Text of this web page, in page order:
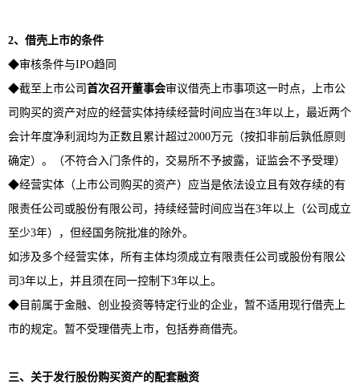
2、借壳上市的条件
◆审核条件与IPO趋同
◆截至上市公司首次召开董事会审议借壳上市事项这一时点，上市公
司购买的资产对应的经营实体持续经营时间应当在3年以上，最近两个
会计年度净利润均为正数且累计超过2000万元（按扣非前后孰低原则
确定）。（不符合入门条件的，交易所不予披露，证监会不予受理）
◆经营实体（上市公司购买的资产）应当是依法设立且有效存续的有
限责任公司或股份有限公司，持续经营时间应当在3年以上（公司成立
至少3年），但经国务院批准的除外。
如涉及多个经营实体，所有主体均须成立有限责任公司或股份有限公
司3年以上，并且须在同一控制下3年以上。
◆目前属于金融、创业投资等特定行业的企业，暂不适用现行借壳上
市的规定。暂不受理借壳上市，包括券商借壳。
三、关于发行股份购买资产的配套融资